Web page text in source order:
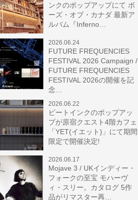
ンクのポップアップにて ボ
ーズ・オブ・カナダ 最新ア
ルバム『Inferno…
2026.06.24
FUTURE FREQUENCIES
FESTIVAL 2026 Campaign /
FUTURE FREQUENCIES
FESTIVAL 2026の開催を記
念…
2026.06.22
ビートインクのポップアッ
プが原宿クエスト4階カフェ
「YET(イエット)」にて期間
限定で開催決定!
2026.06.17
Mojave 3 / UKインディー・
フォークの至宝 モハーヴ
ィ・スリー。カタログ 5作
品がリマスター再…